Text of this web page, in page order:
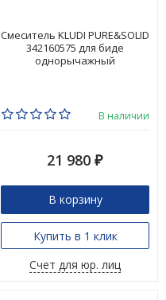
Смеситель KLUDI PURE&SOLID
342160575 для биде
однорычажный
В наличии
21 980 ₽
В корзину
Купить в 1 клик
Счет для юр. лиц